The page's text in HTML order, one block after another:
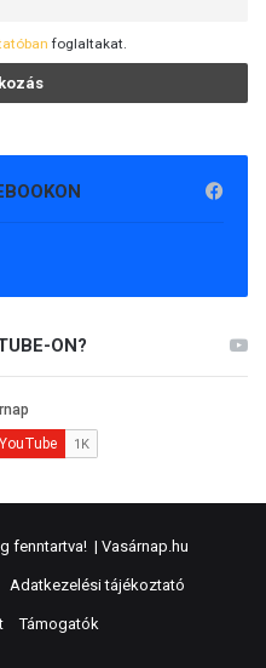
foglaltakat.
ON?
fenntartva! | Vasárnap.hu
Adatkezelési tájékoztató
Támogatók